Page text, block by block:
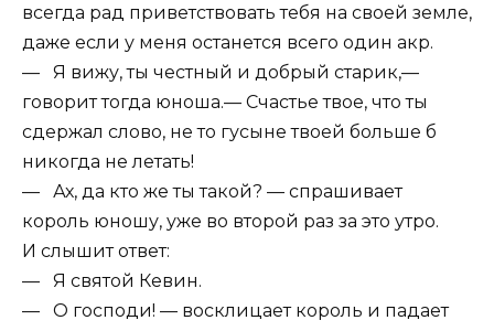
всегда рад приветствовать тебя на своей земле,
даже если у меня останется всего один акр.
— Я вижу, ты честный и добрый старик,—
говорит тогда юноша.— Счастье твое, что ты
сдержал слово, не то гусыне твоей больше б
никогда не летать!
— Ах, да кто же ты такой? — спрашивает
король юношу, уже во второй раз за это утро.
И слышит ответ:
— Я святой Кевин.
— О господи! — восклицает король и падает